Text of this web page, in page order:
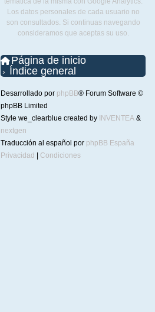
Los datos personales de cada usuario no
son consultados. Si continuas navegando
consideramos que aceptas su uso.
Página de inicio
Índice general
Desarrollado por phpBB® Forum Software ©
phpBB Limited
Style we_clearblue created by INVENTEA &
nextgen
Traducción al español por phpBB España
Privacidad
Condiciones